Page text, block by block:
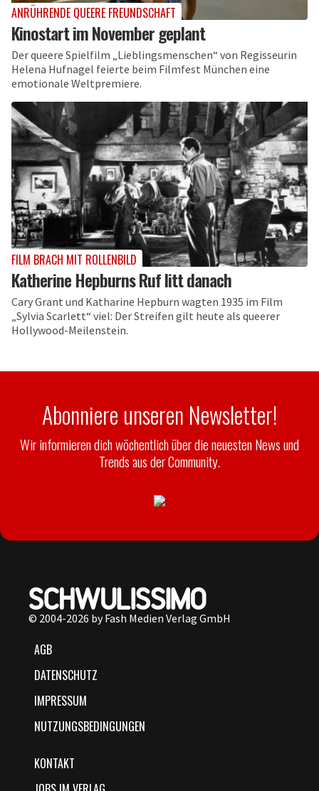
ANRÜHRENDE QUEERE FREUNDSCHAFT
Kinostart im November geplant
Der queere Spielfilm „Lieblingsmenschen“ von Regisseurin
Helena Hufnagel feierte beim Filmfest München eine
emotionale Weltpremiere.
FILM BRACH MIT ROLLENBILD
Katherine Hepburns Ruf litt danach
Cary Grant und Katharine Hepburn wagten 1935 im Film
„Sylvia Scarlett“ viel: Der Streifen gilt heute als queerer
Hollywood-Meilenstein.
Abonniere unseren Newsletter!
Wir informieren dich wöchentlich über die neuesten News und
Trends aus der Community.
© 2004-2026 by Fash Medien Verlag GmbH
AGB
DATENSCHUTZ
IMPRESSUM
NUTZUNGSBEDINGUNGEN
KONTAKT